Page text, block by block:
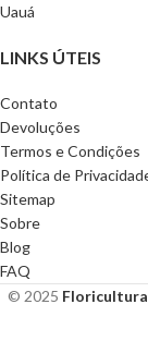
Uauá
LINKS ÚTEIS
Contato
Devoluções
Termos e Condições
Política de
Sitemap
Sobre
Blog
FAQ
© 2025